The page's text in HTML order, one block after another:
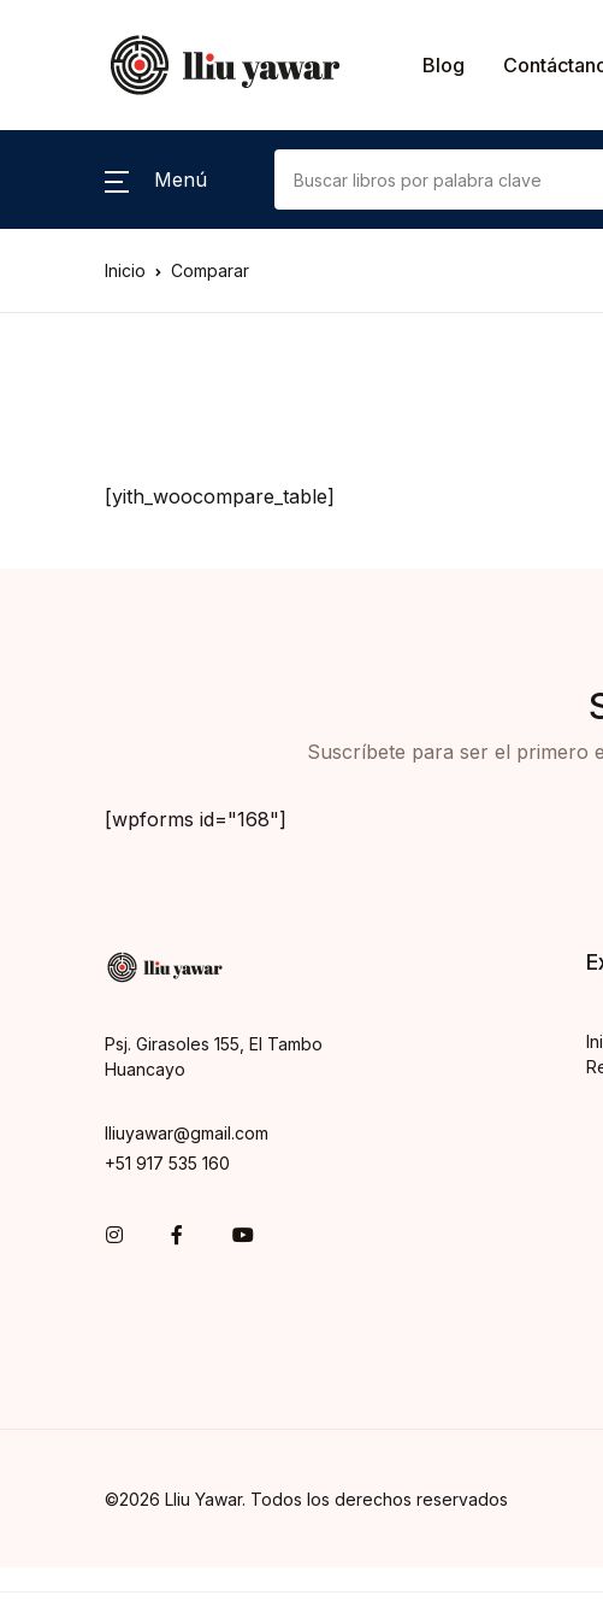
Blog
Menú
Inicio Comparar
[yith_woocompare_table]
Suscríbete para ser el primero
[wpforms id="168"]
Psj. Girasoles 155, El Tambo
Huancayo
lliuyawar@gmail.com
+51 917 535 160
InstagramFacebookYou Tube
©2026 Lliu Yawar. Todos los derechos reservados